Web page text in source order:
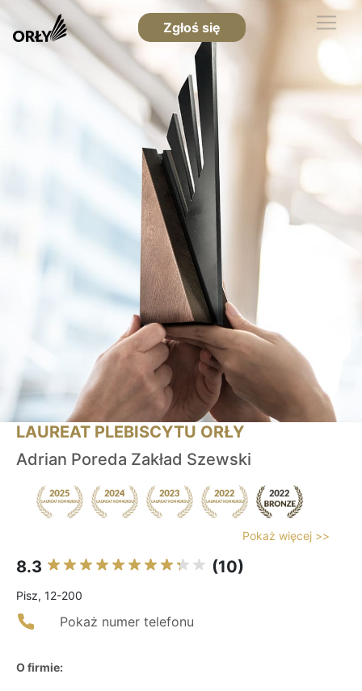
Zgłoś się
LAUREAT PLEBISCYTU ORŁY
Adrian Poreda Zakład Szewski
Pokaż więcej >>
8.3 (10)
Pisz, 12-200
Pokaż numer telefonu
O firmie: